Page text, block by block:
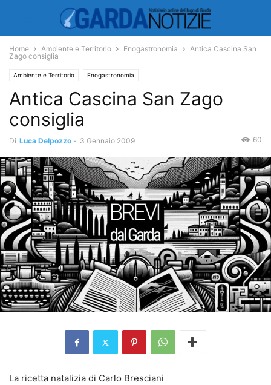
Home Ambiente e Territorio Enogastronomia
Antica Cascina San
Zago consiglia
Ambiente e Territorio Enogastronomia
Antica Cascina San Zago
consiglia
Di Luca Delpozzo - 3 Gennaio 2009 60
La ricetta natalizia di Carlo Bresciani